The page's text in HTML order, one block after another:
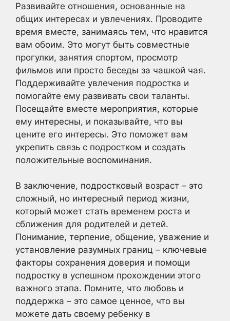
Развивайте отношения, основанные на
общих интересах и увлечениях. Проводите
время вместе, занимаясь тем, что нравится
вам обоим. Это могут быть совместные
прогулки, занятия спортом, просмотр
фильмов или просто беседы за чашкой чая.
Поддерживайте увлечения подростка и
помогайте ему развивать свои таланты.
Посещайте вместе мероприятия, которые
ему интересны, и показывайте, что вы
цените его интересы. Это поможет вам
укрепить связь с подростком и создать
положительные воспоминания.
В заключение, подростковый возраст – это
сложный, но интересный период жизни,
который может стать временем роста и
сближения для родителей и детей.
Понимание, терпение, общение, уважение и
установление разумных границ – ключевые
факторы сохранения доверия и помощи
подростку в успешном прохождении этого
важного этапа. Помните, что любовь и
поддержка – это самое ценное, что вы
можете дать своему ребенку в